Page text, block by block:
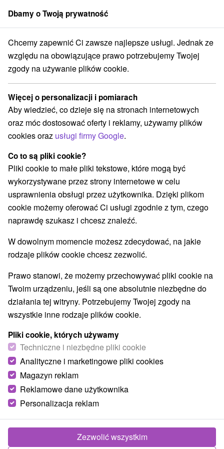
członek grupySorger
Pobyty jesienne Východné Slovensko Prešovský kraj Poprad
Pobyty jesienne Poprad
Kategorie
Wszystkie kategorie
Pobyty z rabatem(3)
Wellness pobyty(3) Wyjazdy weekendowe
Pobyty dla seniorów (1)
Wybierz lokalizację lub datę
Najlepiej sprzedające
WSZYSTKO
zrelaksuj się, popływaj i ciesz się widokami
Tatr
Dbamy o Twoją prywatność
Chcemy zapewnić Ci zawsze najlepsze usługi. Jednak ze
względu na obowiązujące prawo potrzebujemy Twojej
zgody na używanie plików cookie.
Więcej o personalizacji i pomiarach
Aby wiedzieć, co dzieje się na stronach internetowych
oraz móc dostosować oferty i reklamy, używamy plików
cookies oraz usługi firmy Google.
Co to są pliki cookie?
Pliki cookie to małe pliki tekstowe, które mogą być
wykorzystywane przez strony internetowe w celu
usprawnienia obsługi przez użytkownika. Dzięki plikom
cookie możemy oferować Ci usługi zgodnie z tym, czego
naprawdę szukasz i chcesz znaleźć.
W dowolnym momencie możesz zdecydować, na jakie
rodzaje plików cookie chcesz zezwolić.
Prawo stanowi, że możemy przechowywać pliki cookie na
Twoim urządzeniu, jeśli są one absolutnie niezbędne do
działania tej witryny. Potrzebujemy Twojej zgody na
wszystkie inne rodzaje plików cookie.
Pliki cookie, których używamy
Techniczne i niezbędne pliki cookie
Analityczne i marketingowe pliki cookies
Magazyn reklam
Reklamowe dane użytkownika
Personalizacja reklam
Zezwolić wszystkim